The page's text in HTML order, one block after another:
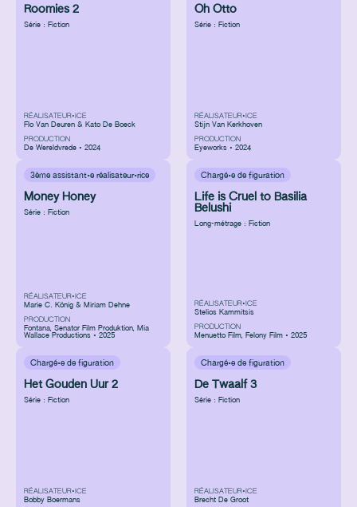
Roomies 2
Série : Fiction
RÉALISATEUR•ICE
Flo Van Deuren & Kato De Boeck
PRODUCTION
De Wereldvrede • 2024
Oh Otto
Série : Fiction
RÉALISATEUR•ICE
Stijn Van Kerkhoven
PRODUCTION
Eyeworks • 2024
3ème assistant·e réalisateur·rice
Money Honey
Série : Fiction
RÉALISATEUR•ICE
Marie C. König & Miriam Dehne
PRODUCTION
Fontana, Senator Film Produktion, Mia
Wallace Productions • 2025
Chargé·e de figuration
Life is Cruel to Basilia
Belushi
Long-métrage : Fiction
RÉALISATEUR•ICE
Stelios Kammitsis
PRODUCTION
Menuetto Film, Felony Film • 2025
Chargé·e de figuration
Het Gouden Uur 2
Série : Fiction
RÉALISATEUR•ICE
Bobby Boermans
Chargé·e de figuration
De Twaalf 3
Série : Fiction
RÉALISATEUR•ICE
Brecht De Groot